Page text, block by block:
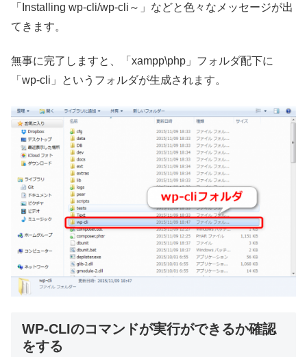
「Installing wp-cli/wp-cli～」などと色々なメッセージが出
てきます。
無事に完了しますと、「xampp\php」フォルダ配下に
「wp-cli」というフォルダが生成されます。
WP-CLIのコマンドが実行ができるか確認
をする